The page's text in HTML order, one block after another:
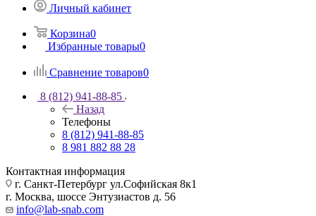
Личный кабинет
Корзина0
Избранные товары0
Сравнение товаров0
8 (812) 941-88-85
Назад
Телефоны
8 (812) 941-88-85
8 981 882 88 28
Контактная информация
г. Санкт-Петербург ул.Софийская 8к1
г. Москва, шоссе Энтузиастов д. 56
info@lab-snab.com